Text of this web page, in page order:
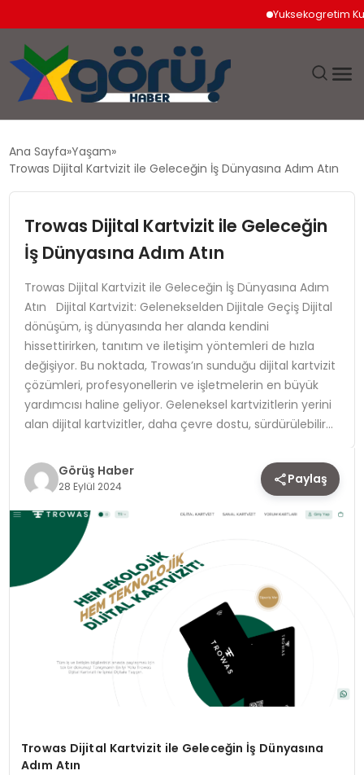
Yuksekogretim
GÜNDEM
MAGAZIN
SAĞLIK
SPOR
TEKNOLOJI
Ana Sayfa Yaşam
Trowas Dijital Kartvizit ile Geleceğin İş Dünyasına Adım Atın
Trowas Dijital Kartvizit ile Geleceğin
İş Dünyasına Adım Atın
Trowas Dijital Kartvizit ile Geleceğin İş Dünyasına Adım
Atın Dijital Kartvizit: Gelenekselden Dijitale Geçiş Dijital
dönüşüm, iş dünyasında her alanda kendini
hissettirirken, tanıtım ve iletişim yöntemleri de hızla
değişiyor. Bu noktada, Trowas’ın sunduğu dijital kartvizit
çözümleri, profesyonellerin ve işletmelerin en büyük
yardımcısı haline geliyor. Geleneksel kartvizitlerin yerini
alan dijital kartvizitler, daha çevre dostu, sürdürülebilir…
Görüş Haber
28 Eylül 2024 Paylaş
Trowas Dijital Kartvizit ile Geleceğin İş Dünyasına
Adım Atın